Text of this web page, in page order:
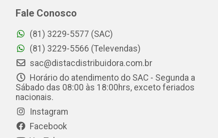
Fale Conosco
(81) 3229-5577 (SAC)
(81) 3229-5566 (Televendas)
sac@distacdistribuidora.com.br
Horário do atendimento do SAC - Segunda a
Sábado das 08:00 às 18:00hrs, exceto feriados
nacionais.
Instagram
Facebook